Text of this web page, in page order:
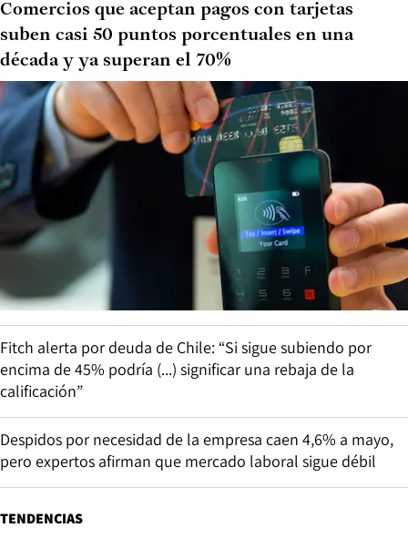
Comercios que aceptan pagos con tarjetas
suben casi 50 puntos porcentuales en una
década y ya superan el 70%
Fitch alerta por deuda de Chile: “Si sigue subiendo por
encima de 45% podría (...) significar una rebaja de la
calificación”
Despidos por necesidad de la empresa caen 4,6% a mayo,
pero expertos afirman que mercado laboral sigue débil
TENDENCIAS